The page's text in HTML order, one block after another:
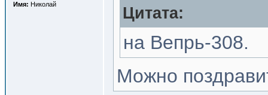
Имя: Николай Цитата:
на Вепрь-308.
Можно